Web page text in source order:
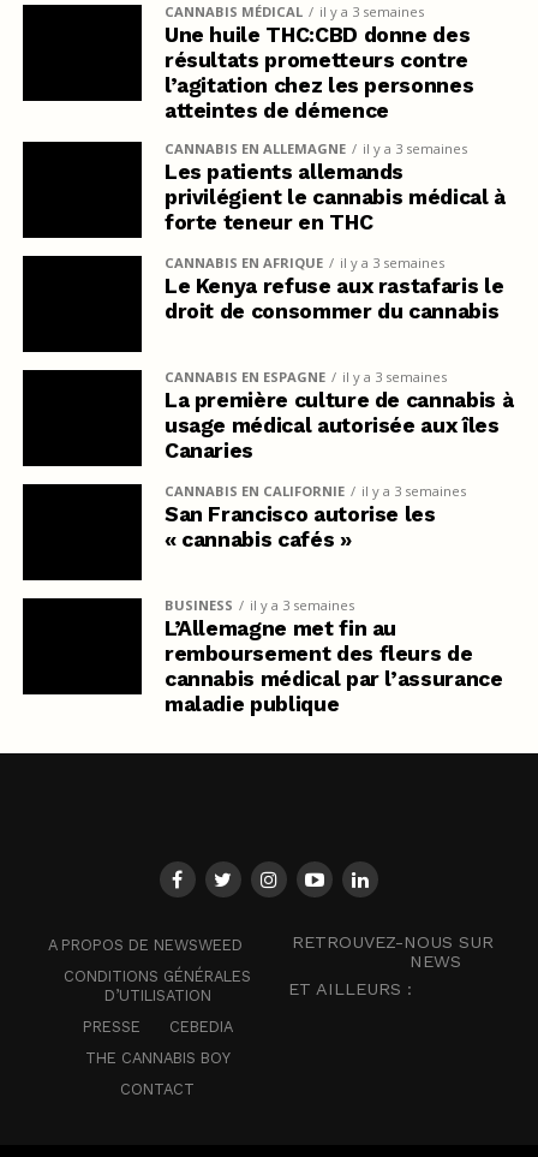
CANNABIS MÉDICAL il y a 3 semaines
Une huile THC:CBD donne des
résultats prometteurs contre
l’agitation chez les personnes
atteintes de démence
CANNABIS EN ALLEMAGNE il y a 3 semaines
Les patients allemands
privilégient le cannabis médical à
forte teneur en THC
CANNABIS EN AFRIQUE il y a 3 semaines
Le Kenya refuse aux rastafaris le
droit de consommer du cannabis
CANNABIS EN ESPAGNE il y a 3 semaines
La première culture de cannabis à
usage médical autorisée aux îles
Canaries
CANNABIS EN CALIFORNIE il y a 3 semaines
San Francisco autorise les
« cannabis cafés »
BUSINESS il y a 3 semaines
L’Allemagne met fin au
remboursement des fleurs de
cannabis médical par l’assurance
maladie publique
A PROPOS DE NEWSWEED
CONDITIONS GÉNÉRALES
D’UTILISATION
PRESSE
CEBEDIA
THE CANNABIS BOY
CONTACT
RETROUVEZ-NOUS SUR
NEWS
ET AILLEURS :